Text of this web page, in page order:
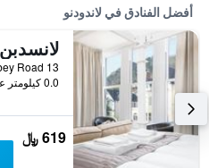
أفضل الفنادق في لاندودنو
0.0 كيلومتر عن وسط المدينة
619 ﷼